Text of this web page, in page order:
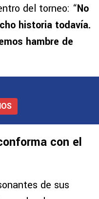
del torneo: “No
historia todavía.
hambre de
con el
de sus